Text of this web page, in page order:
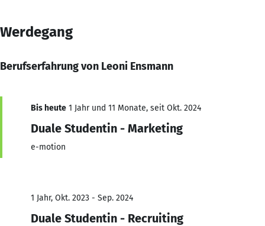
Werdegang
Berufserfahrung von Leoni Ensmann
Bis heute 1 Jahr und 11 Monate, seit Okt. 2024
Duale Studentin - Marketing
e-motion
1 Jahr, Okt. 2023 - Sep. 2024
Duale Studentin - Recruiting